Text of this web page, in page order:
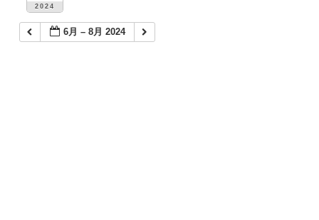
2024
6月 – 8月 2024